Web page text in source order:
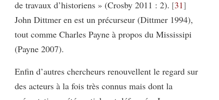
de travaux d’historiens » (Crosby 2011 : 2). 31
John Dittmer en est un précurseur (Dittmer 1994),
tout comme Charles Payne à propos du Mississipi
(Payne 2007).
Enfin d’autres chercheurs renouvellent le regard sur
des acteurs à la fois très connus mais dont la